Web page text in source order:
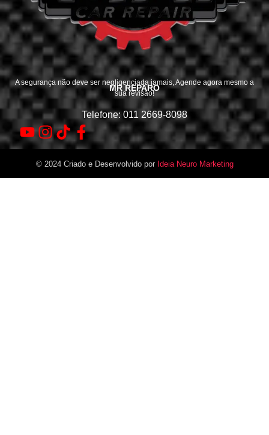
MR REPARO
A segurança não deve ser negligenciada jamais, Agende agora mesmo a
sua revisão!
Telefone: 011 2669-8098
© 2024 Criado e Desenvolvido por Ideia Neuro Marketing